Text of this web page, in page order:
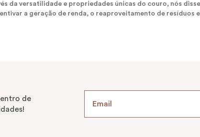
da versatilidade e propriedades únicas do couro, nós
a geração de renda, o reaproveitamento de resíduos
de